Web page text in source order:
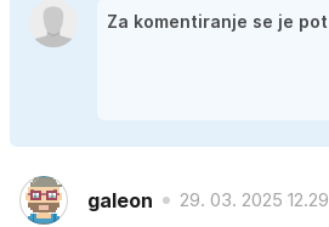
galeon 29. 03. 2025 12.29